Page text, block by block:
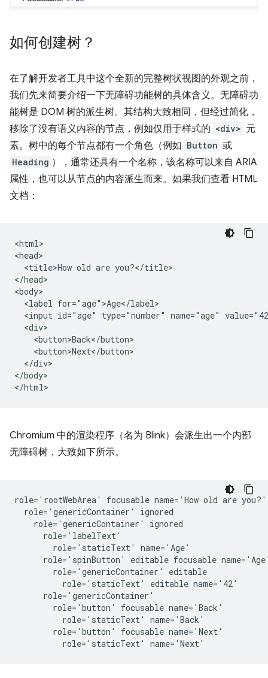
如何创建树？
在了解开发者工具中这个全新的完整树状视图的外观之前，
我们先来简要介绍一下无障碍功能树的具体含义。无障碍功
能树是 DOM 树的派生树。其结构大致相同，但经过简化，
移除了没有语义内容的节点，例如仅用于样式的 <div> 元
素。树中的每个节点都有一个角色（例如 Button 或
Heading ），通常还具有一个名称，该名称可以来自 ARIA
属性，也可以从节点的内容派生而来。如果我们查看 HTML
文档：
<html>
<head>
  <title>How old are you?</title>
</head>
<body>
  <label for="age">Age</label>
<input id="age" type="number" name="age"
  <div>
    <button>Back</button>
    <button>Next</button>
  </div>
</body>
Chromium 中的渲染程序（名为 Blink）会派生出一个内部
无障碍树，大致如下所示。
role='rootWebArea' focusable name='How old are you?'
  role='genericContainer' ignored
    role='genericContainer' ignored
      role='labelText'
        role='staticText' name='Age'
role='spinButton' editable focusable
        role='genericContainer' editable
          role='staticText' editable name='42'
      role='genericContainer'
        role='button' focusable name='Back'
          role='staticText' name='Back'
        role='button' focusable name='Next'